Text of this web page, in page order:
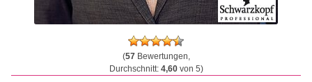
(57Bewertungen,
Durchschnitt: 4,60von 5)